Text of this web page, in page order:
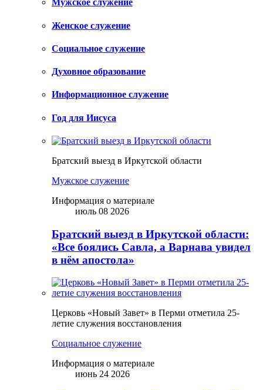
Мужское служение
Женское служение
Социальное служение
Духовное образование
Информационное служение
Год для Иисуса
Братский выезд в Иркутской области
Мужское служение
Информация о материале
июль 08 2026
Братский выезд в Иркутской области:
«Все боялись Савла, а Варнава увидел
в нём апостола»
Церковь «Новый Завет» в Перми отметила 25-
летие служения восстановления
Социальное служение
Информация о материале
июнь 24 2026